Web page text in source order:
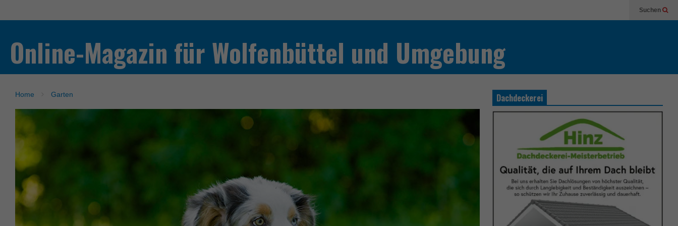
Suchen
Online-Magazin für Wolfenbüttel und Umgebung
Home Garten Dachdeckerei